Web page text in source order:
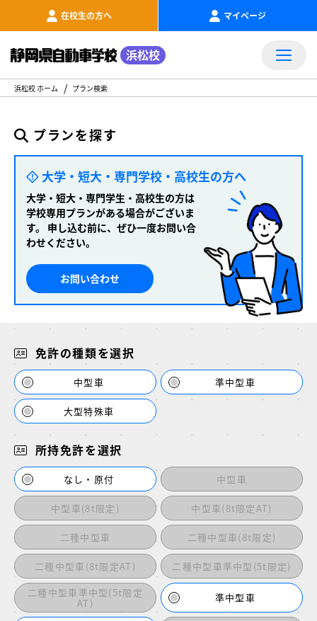
在校生の方へ マイページ
浜松校
浜松校 ホーム プラン検索
プランを探す
大学・短大・専門学校・高校生の方へ
大学・短大・専門学生・高校生の方は
学校専用プランがある場合がございま
す。
申し込む前に、ぜひ一度お問い合
わせください。
お問い合わせ
免許の種類を選択
中型車 準中型車
大型特殊車
所持免許を選択
なし・原付 中型車
中型車(8t限定) 中型車(8t限定AT)
二種中型車 二種中型車(8t限定)
二種中型車(8t限定AT)
二種中型車準中型(5t限定)
二種中型車準中型(5t限定
AT) 準中型車